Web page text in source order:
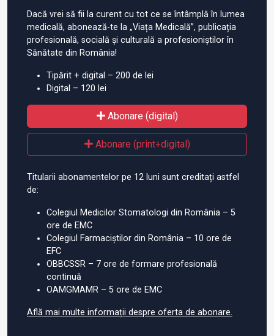
Dacă vrei să fii la curent cu tot ce se întâmplă în lumea
medicală, abonează-te la „Viața Medicală”, publicația
profesională, socială și culturală a profesioniștilor în
Sănătate din România!
Tipărit + digital – 200 de lei
Digital – 120 lei
Abonare (digital)
Abonare (print+digital)
Titularii abonamentelor pe 12 luni sunt creditați astfel
de:
Colegiul Medicilor Stomatologi din România – 5
ore de EMC
Colegiul Farmaciștilor din România – 10 ore de
EFC
OBBCSSR – 7 ore de formare profesională
continuă
OAMGMAMR – 5 ore de EMC
Află mai multe informații despre oferta de abonare.